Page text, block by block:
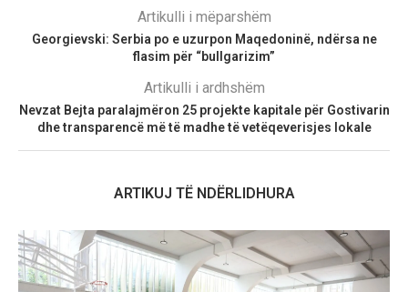
Artikulli i mëparshëm
Georgievski: Serbia po e uzurpon Maqedoninë, ndërsa ne
flasim për “bullgarizim”
Artikulli i ardhshëm
Nevzat Bejta paralajmëron 25 projekte kapitale për Gostivarin
dhe transparencë më të madhe të vetëqeverisjes lokale
ARTIKUJ TË NDËRLIDHURA